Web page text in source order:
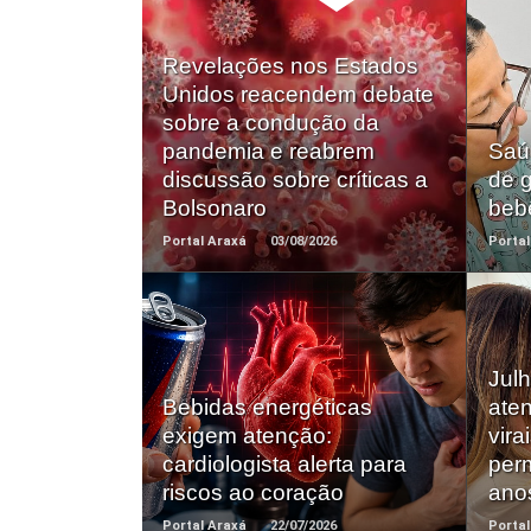
Revelações nos Estados
Unidos reacendem debate
sobre a condução da
pandemia e reabrem
discussão sobre críticas a
Bolsonaro
Portal Araxá 03/08/2026
Saiba +
de
Bebidas energéticas
exigem atenção:
cardiologista alerta para
riscos ao coração
Portal Araxá 22/07/2026
Saiba +